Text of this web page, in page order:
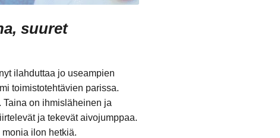
suuret
ilahduttaa jo useampien
toimistotehtävien parissa.
on ihmisläheinen ja
ja tekevät aivojumppaa.
ilon hetkiä.